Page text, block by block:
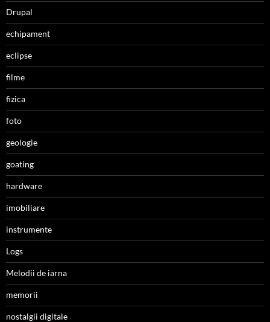
Drupal
echipament
eclipse
filme
fizica
foto
geologie
goating
hardware
imobiliare
instrumente
Logs
Melodii de iarna
memorii
nostalgii digitale